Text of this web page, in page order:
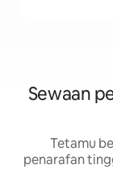
Sewaan
Tetamu
penarafan